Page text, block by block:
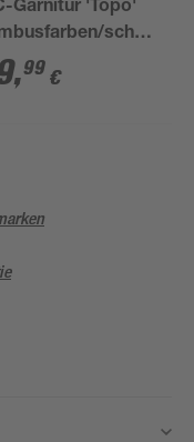
Garnitur 'Topo'
schwarz
x 64,5 x 18 cm
,99 €